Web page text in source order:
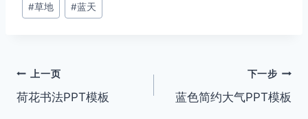
标
#草地 #蓝天
文
章
上一页
荷花书法PPT模板
下一步
蓝色简约大气PPT模板